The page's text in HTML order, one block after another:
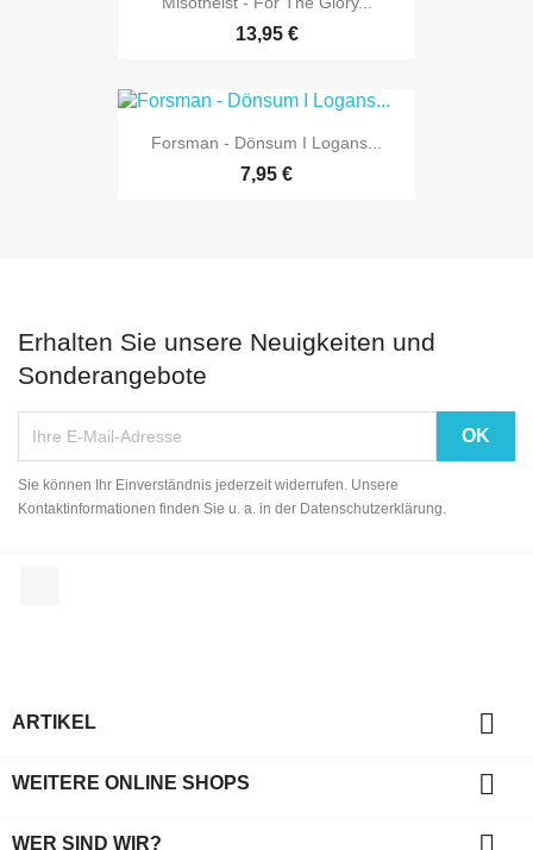
13,95 €
Forsman - Dönsum I Logans...
7,95 €
Erhalten Sie unsere Neuigkeiten und
Sonderangebote
Sie können Ihr Einverständnis jederzeit widerrufen. Unsere
Kontaktinformationen finden Sie u. a. in der Datenschutzerklärung.
ARTIKEL 
WEITERE ONLINE SHOPS 
WER SIND WIR?